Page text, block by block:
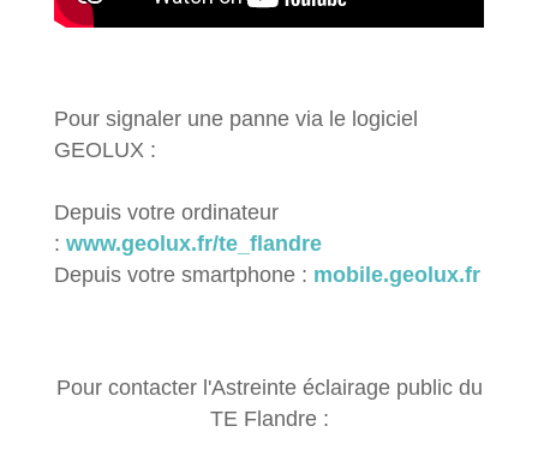
Pour signaler une panne via le logiciel
GEOLUX :
Depuis votre ordinateur
: www.geolux.fr/te_flandre
Depuis votre smartphone : mobile.geolux.fr
Pour contacter l'Astreinte éclairage public du
TE Flandre :